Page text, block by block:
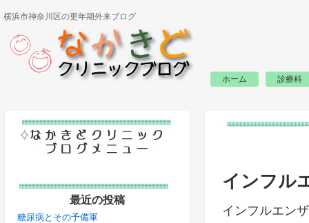
横浜市神奈川区の更年期外来ブログ
ホーム 診療科
インフル
インフルエン
最近の投稿
糖尿病とその予備軍